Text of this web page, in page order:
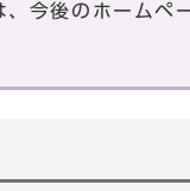
今後のホームペ